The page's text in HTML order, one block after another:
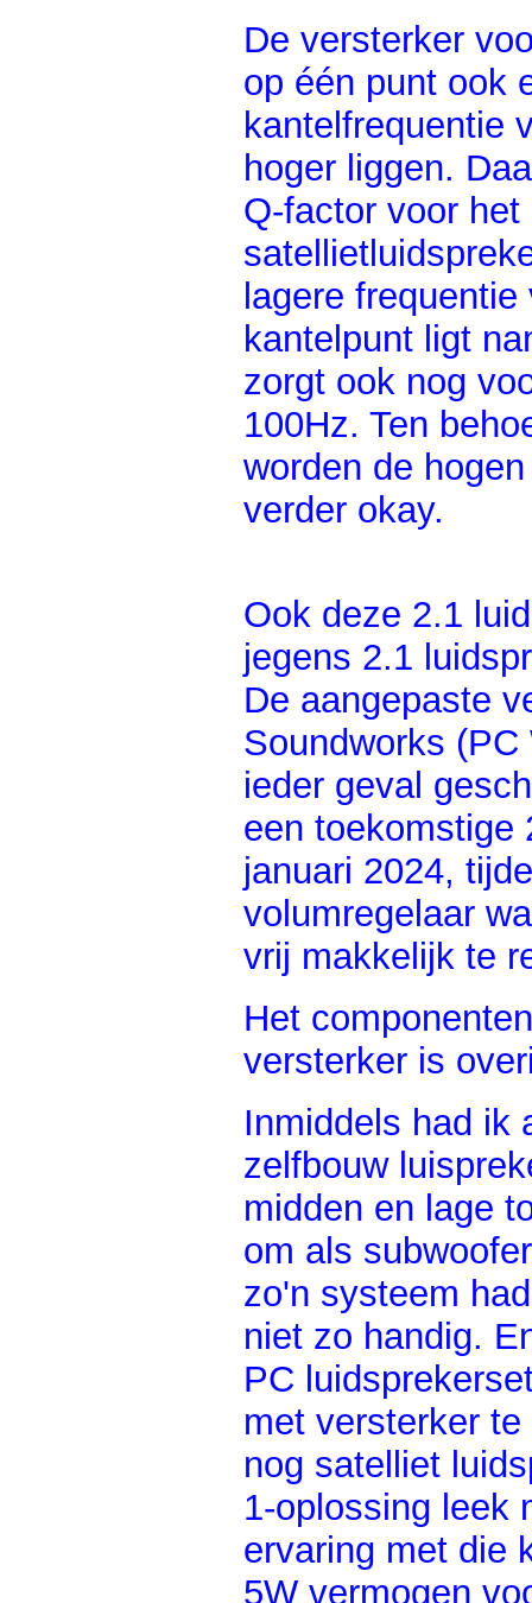
De versterker
op één punt ook
kantelfrequentie
hoger liggen.
Q-factor voor
lagere
kantelpunt ligt
zorgt ook nog
100Hz. Ten
worden de
verder okay.
Ook deze 2.1
jegens 2.1
De aangepaste
Soundworks
ieder geval
een toekomstige
januari 2024,
volumregelaar
vrij makkelijk te
Het
versterker is
Inmiddels had ik
zelfbouw
midden en lage
om als
zo'n systeem
niet zo handig.
PC
met versterker
nog satelliet
1-oplossing leek
ervaring met die
5W vermogen